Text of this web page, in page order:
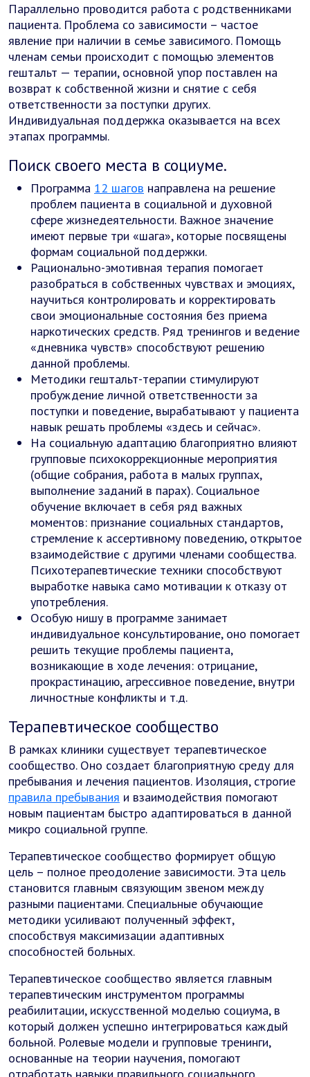
Параллельно проводится работа с родственниками
пациента. Проблема со зависимости – частое
явление при наличии в семье зависимого. Помощь
членам семьи происходит с помощью элементов
гештальт — терапии, основной упор поставлен на
возврат к собственной жизни и снятие с себя
ответственности за поступки других.
Индивидуальная поддержка оказывается на всех
этапах программы.
Поиск своего места в социуме.
Программа 12 шагов направлена на решение
проблем пациента в социальной и духовной
сфере жизнедеятельности. Важное значение
имеют первые три «шага», которые посвящены
формам социальной поддержки.
Рационально-эмотивная терапия помогает
разобраться в собственных чувствах и эмоциях,
научиться контролировать и корректировать
свои эмоциональные состояния без приема
наркотических средств. Ряд тренингов и ведение
«дневника чувств» способствуют решению
данной проблемы.
Методики гештальт-терапии стимулируют
пробуждение личной ответственности за
поступки и поведение, вырабатывают у пациента
навык решать проблемы «здесь и сейчас».
На социальную адаптацию благоприятно влияют
групповые психокоррекционные мероприятия
(общие собрания, работа в малых группах,
выполнение заданий в парах). Социальное
обучение включает в себя ряд важных
моментов: признание социальных стандартов,
стремление к ассертивному поведению, открытое
взаимодействие с другими членами сообщества.
Психотерапевтические техники способствуют
выработке навыка само мотивации к отказу от
употребления.
Особую нишу в программе занимает
индивидуальное консультирование, оно помогает
решить текущие проблемы пациента,
возникающие в ходе лечения: отрицание,
прокрастинацию, агрессивное поведение, внутри
личностные конфликты и т.д.
Терапевтическое сообщество
В рамках клиники существует терапевтическое
сообщество. Оно создает благоприятную среду для
пребывания и лечения пациентов. Изоляция, строгие
правила пребывания и взаимодействия помогают
новым пациентам быстро адаптироваться в данной
микро социальной группе.
Терапевтическое сообщество формирует общую
цель – полное преодоление зависимости. Эта цель
становится главным связующим звеном между
разными пациентами. Специальные обучающие
методики усиливают полученный эффект,
способствуя максимизации адаптивных
способностей больных.
Терапевтическое сообщество является главным
терапевтическим инструментом программы
реабилитации, искусственной моделью социума, в
который должен успешно интегрироваться каждый
больной. Ролевые модели и групповые тренинги,
основанные на теории научения, помогают